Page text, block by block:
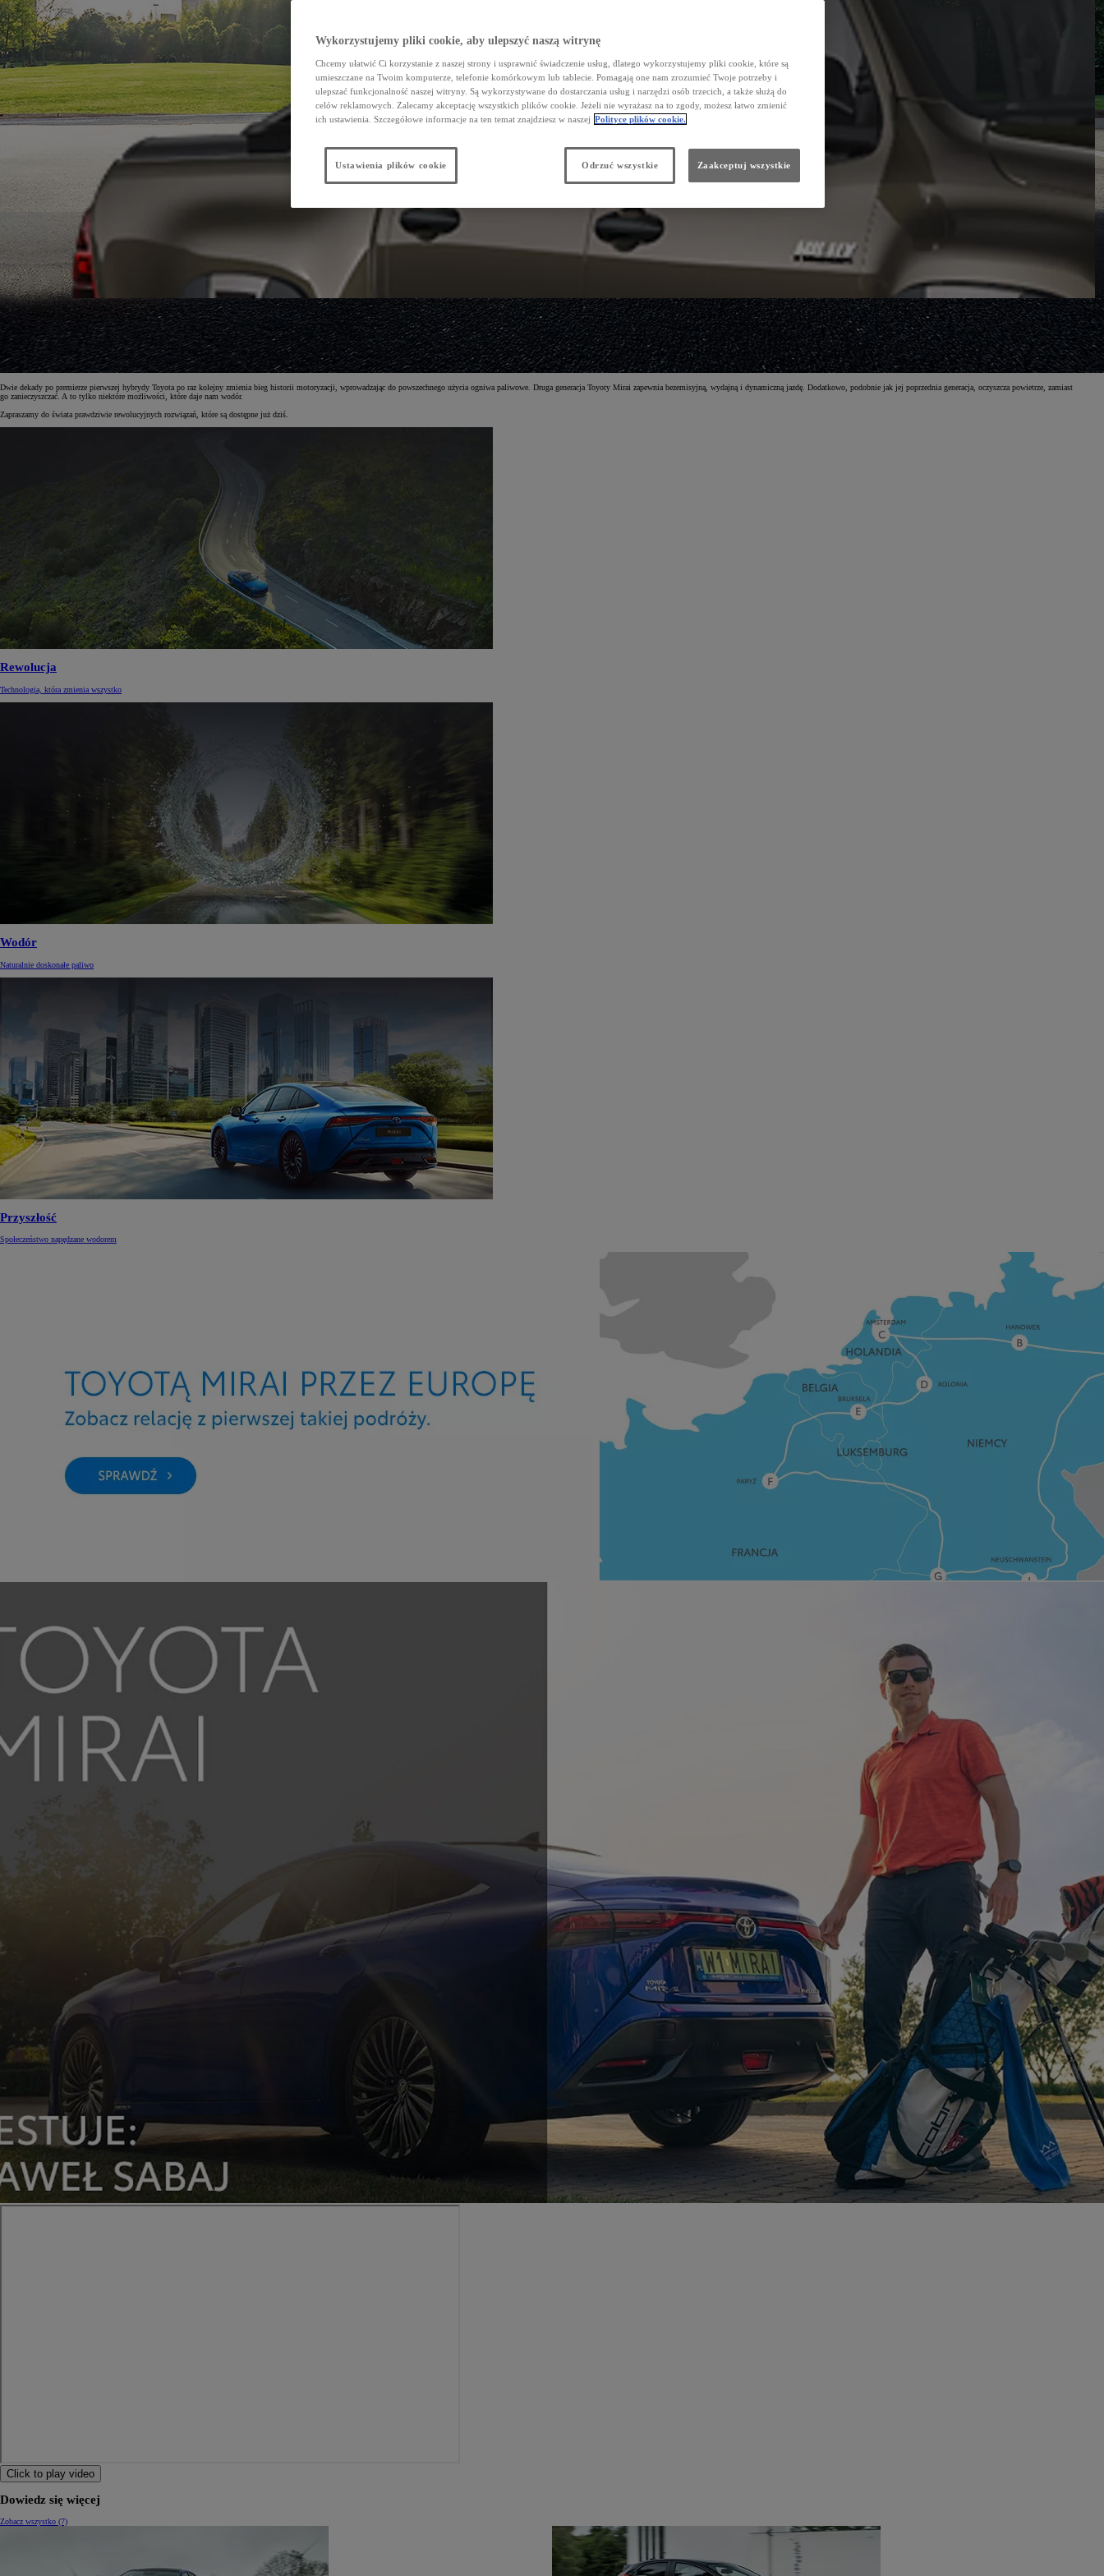
PROACE Max
RÓWNIEŻ ELECTRIC
Dwie dekady po premierze pierwszej hybrydy Toyota po raz kolejny zmienia bieg historii motoryzacji, wprowadzając do powszechnego użycia ogniwa paliwowe. Druga generacja Toyoty Mirai zapewnia bezemisyjną, wydajną i dynamiczną jazdę. Dodatkowo, podobnie jak jej poprzednia generacja, oczyszcza powietrze, zamiast
go zanieczyszczać. A to tylko niektóre możliwości, które daje nam wodór.
Zapraszamy do świata prawdziwie rewolucyjnych rozwiązań, które są dostępne już dziś.
Rewolucja
Technologia, która zmienia wszystko
Wodór
Naturalnie doskonałe paliwo
Przyszłość
Społeczeństwo napędzane wodorem
Click to play video
Dowiedz się więcej
Zobacz wszystko (7)
Wykorzystujemy pliki cookie, aby ulepszyć naszą witrynę
Chcemy ułatwić Ci korzystanie z naszej strony i usprawnić świadczenie usług, dlatego wykorzystujemy pliki cookie, które są
umieszczane na Twoim komputerze, telefonie komórkowym lub tablecie. Pomagają one nam zrozumieć Twoje potrzeby i
ulepszać funkcjonalność naszej witryny. Są wykorzystywane do dostarczania usług i narzędzi osób trzecich, a także służą do
celów reklamowych. Zalecamy akceptację wszystkich plików cookie. Jeżeli nie wyrażasz na to zgody, możesz łatwo zmienić
ich ustawienia. Szczegółowe informacje na ten temat znajdziesz w naszej Polityce plików cookie.
Odrzuć wszystkie Zaakceptuj wszystkie
Ustawienia plików cookie